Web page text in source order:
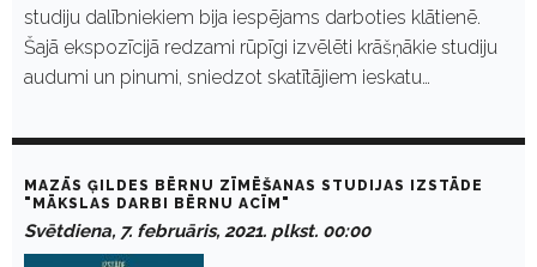
studiju dalībniekiem bija iespējams darboties klātienē.
Šajā ekspozīcijā redzami rūpīgi izvēlēti krāšņākie studiju
audumi un pinumi, sniedzot skatītājiem ieskatu…
MAZĀS ĢILDES BĒRNU ZĪMĒŠANAS STUDIJAS IZSTĀDE
"MĀKSLAS DARBI BĒRNU ACĪM"
Svētdiena, 7. februāris, 2021. plkst. 00:00